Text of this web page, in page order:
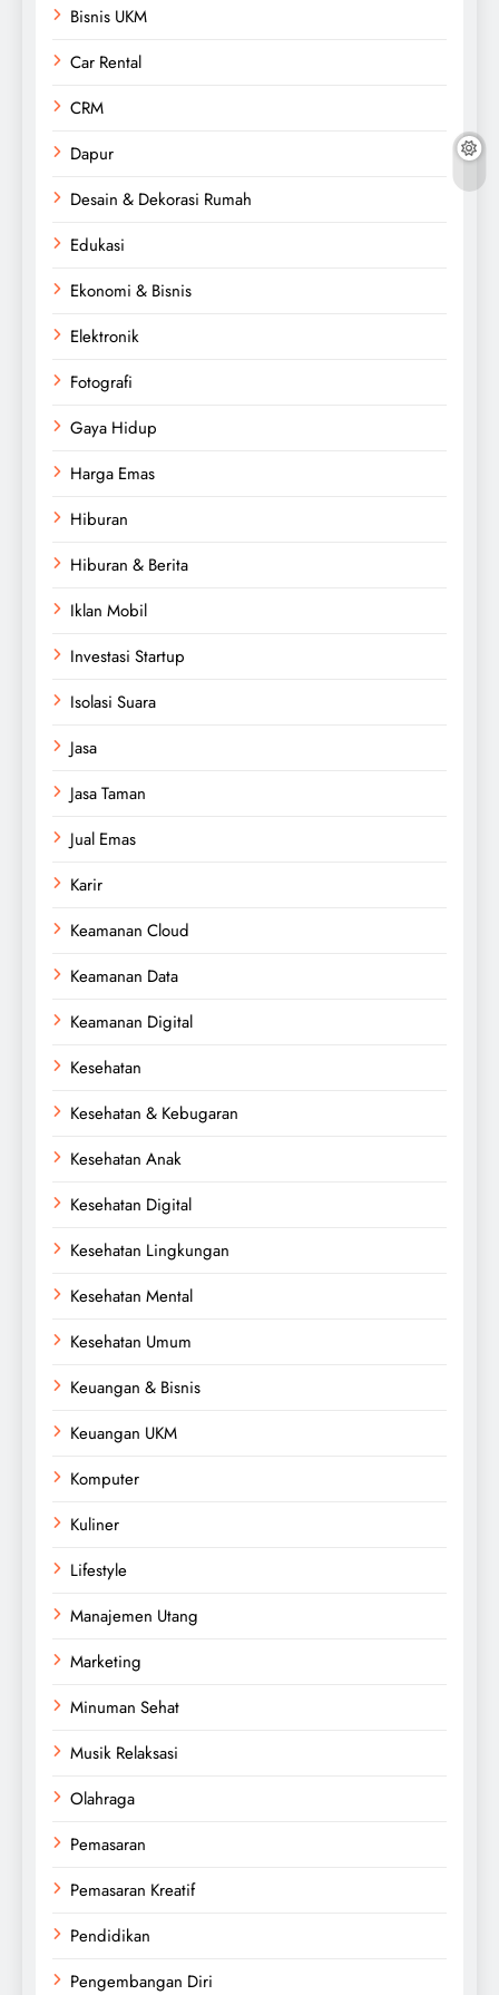
Bisnis UKM
Car Rental
CRM
Dapur
Desain & Dekorasi Rumah
Edukasi
Ekonomi & Bisnis
Elektronik
Fotografi
Gaya Hidup
Harga Emas
Hiburan
Hiburan & Berita
Iklan Mobil
Investasi Startup
Isolasi Suara
Jasa
Jasa Taman
Jual Emas
Karir
Keamanan Cloud
Keamanan Data
Keamanan Digital
Kesehatan
Kesehatan & Kebugaran
Kesehatan Anak
Kesehatan Digital
Kesehatan Lingkungan
Kesehatan Mental
Kesehatan Umum
Keuangan & Bisnis
Keuangan UKM
Komputer
Kuliner
Lifestyle
Manajemen Utang
Marketing
Minuman Sehat
Musik Relaksasi
Olahraga
Pemasaran
Pemasaran Kreatif
Pendidikan
Pengembangan Diri